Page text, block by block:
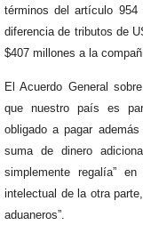
términos del artículo 954
diferencia de tributos de
$407 millones a la
El Acuerdo General
que nuestro país es
obligado a pagar
suma de dinero
simplemente regalía”
intelectual de la otra
aduaneros”.